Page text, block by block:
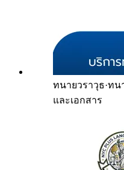
ทนายวราวุธ·ทน
และเอกสาร